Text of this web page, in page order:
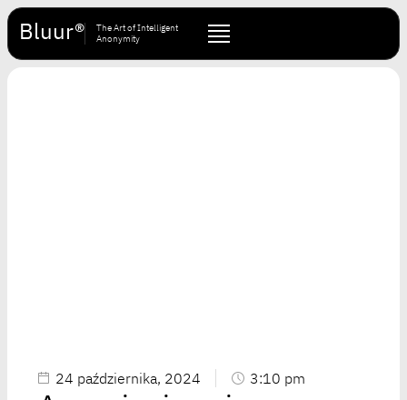
Bluur®
The Art of Intelligent
Anonymity
24 października, 2024 3:10 pm